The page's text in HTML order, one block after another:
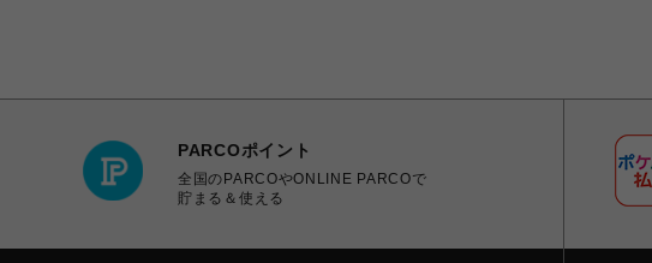
PARCOポイント
全国のPARCOやONLINE PARCOで
貯まる＆使える